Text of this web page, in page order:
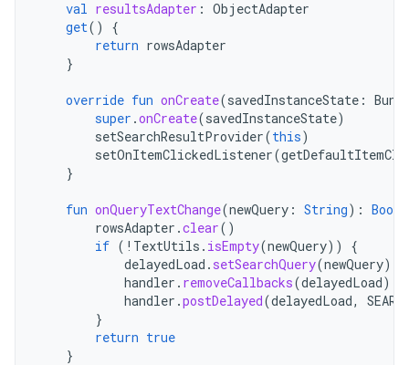
val resultsAdapter : ObjectAdapter
get()
{
return rowsAdapter
}
override fun onCreate(savedInstanceState :
super .onCreate(savedInstanceState)
setSearchResultProvider(this)
setOnItemClickedListener(
}
fun onQueryTextChange(newQuery : String):
rowsAdapter .clear()
if ( ! TextUtils . isEmpty(newQuery))
{
delayedLoad . setSearchQuery(newQuery)
handler . removeCallbacks(delayedLoad)
handler .postDelayed(delayedLoad,
}
return true
}